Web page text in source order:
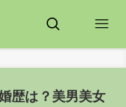
歴は？美男美女